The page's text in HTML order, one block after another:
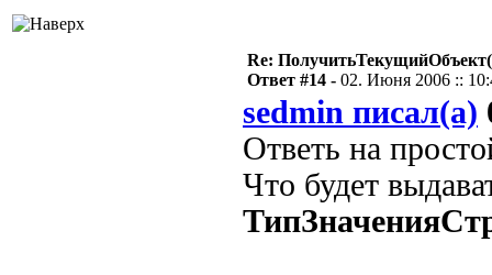
Re:
Ответ #14 - 02. Июня 2006 ::
sedmin писал(а)
Ответь на
Что будет